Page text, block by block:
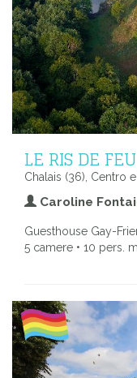
LE RIS DE FEU
Chalais (36), Centro
Caroline
Guesthouse Gay-
5 camere • 10 pers.